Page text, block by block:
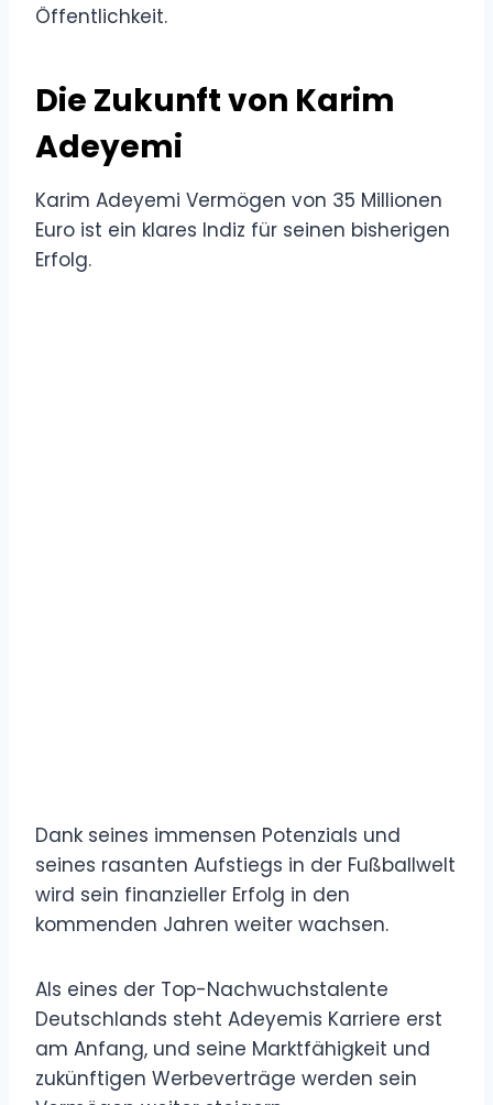
Öffentlichkeit.
Die Zukunft von Karim
Adeyemi
Karim Adeyemi Vermögen von 35 Millionen
Euro ist ein klares Indiz für seinen bisherigen
Erfolg.
Dank seines immensen Potenzials und
seines rasanten Aufstiegs in der Fußballwelt
wird sein finanzieller Erfolg in den
kommenden Jahren weiter wachsen.
Als eines der Top-Nachwuchstalente
Deutschlands steht Adeyemis Karriere erst
am Anfang, und seine Marktfähigkeit und
zukünftigen Werbeverträge werden sein